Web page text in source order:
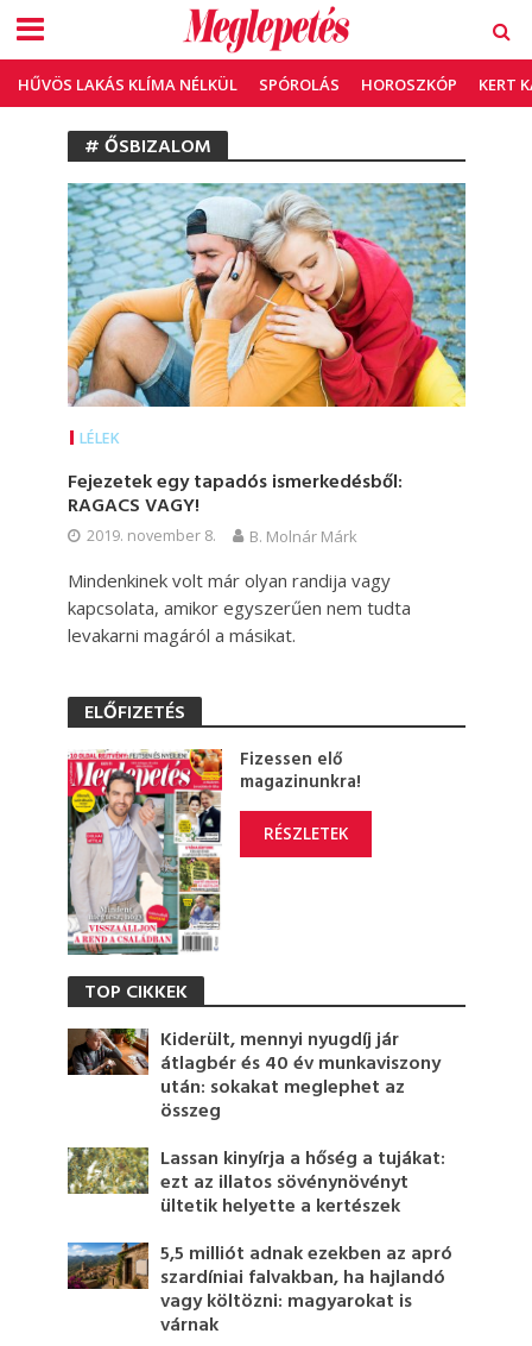
HŰVÖS LAKÁS KLÍMA NÉLKÜL SPÓROLÁS HOROSZKÓP KERT
# ŐSBIZALOM
LÉLEK
Fejezetek egy tapadós ismerkedésből:
RAGACS VAGY!
2019. november 8. B. Molnár Márk
Mindenkinek volt már olyan randija vagy
kapcsolata, amikor egyszerűen nem tudta
levakarni magáról a másikat.
ELŐFIZETÉS
Fizessen elő
magazinunkra!
RÉSZLETEK
TOP CIKKEK
Kiderült, mennyi nyugdíj jár
átlagbér és 40 év munkaviszony
után: sokakat meglephet az
összeg
Lassan kinyírja a hőség a tujákat:
ezt az illatos sövénynövényt
ültetik helyette a kertészek
5,5 milliót adnak ezekben az apró
szardíniai falvakban, ha hajlandó
vagy költözni: magyarokat is
várnak